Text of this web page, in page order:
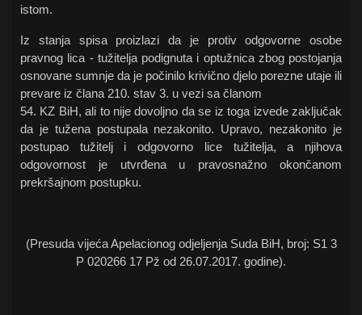
istom.
Iz stanja spisa proizlazi da je protiv odgovorne osobe
pravnog lica - tužitelja podignuta i optužnica zbog postojanja
osnovane sumnje da je počinilo krivično djelo porezne utaje ili
prevare iz člana 210. stav 3. u vezi sa članom
54. KZ BiH, ali to nije dovoljno da se iz toga izvede zaključak
da je tužena postupala nezakonito. Upravo, nezakonito je
postupao tužitelj i odgovorno lice tužitelja, a njihova
odgovornost je utvrđena u pravosnažno okončanom
prekršajnom postupku.
(Presuda vijeća Apelacionog odjeljenja Suda BiH, broj: S1 3
P 020266 17 Pž od 26.07.2017. godine).